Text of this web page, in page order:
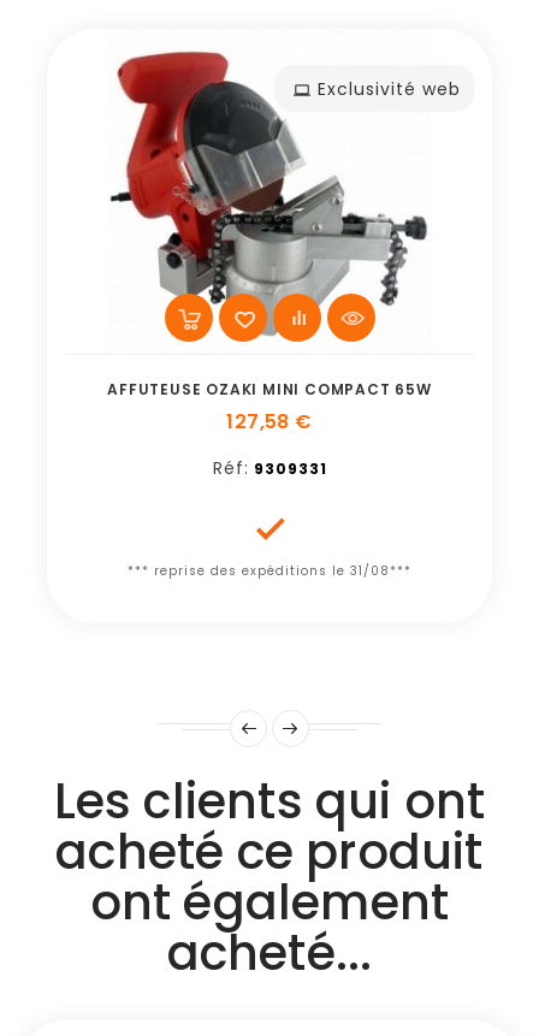
Exclusivité web
AFFUTEUSE OZAKI MINI COMPACT 65W
127,58 €
Réf: 9309331

*** reprise des expéditions le 31/08***
Les clients qui ont
acheté ce produit
ont également
acheté...